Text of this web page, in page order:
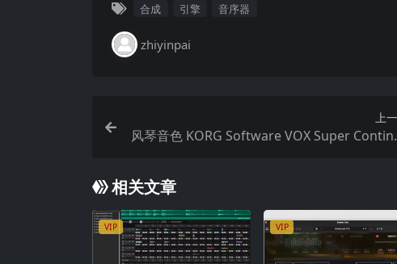
合成 引擎 音序器
zhiyinpai
上
风琴音色 KORG Software VOX Super
相关文章
VIP VIP